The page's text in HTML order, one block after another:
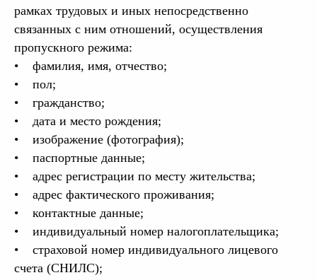
рамках трудовых и иных непосредственно
связанных с ним отношений, осуществления
пропускного режима:
• фамилия, имя, отчество;
• пол;
• гражданство;
• дата и место рождения;
• изображение (фотография);
• паспортные данные;
• адрес регистрации по месту жительства;
• адрес фактического проживания;
• контактные данные;
• индивидуальный номер налогоплательщика;
• страховой номер индивидуального лицевого
счета (СНИЛС);